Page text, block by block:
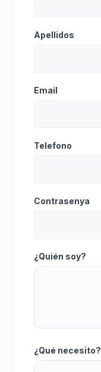
Apellidos
Email
Telefono
Contrasenya
¿Quién soy?
¿Qué necesito?